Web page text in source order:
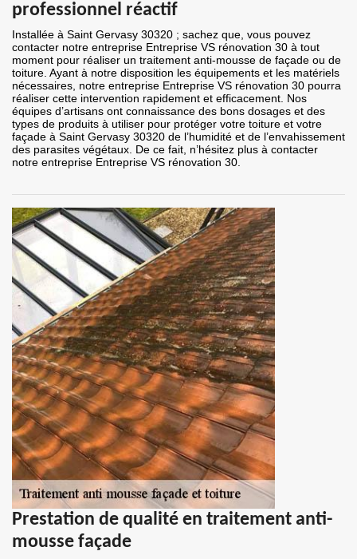
professionnel réactif
Installée à Saint Gervasy 30320 ; sachez que, vous pouvez
contacter notre entreprise Entreprise VS rénovation 30 à tout
moment pour réaliser un traitement anti-mousse de façade ou de
toiture. Ayant à notre disposition les équipements et les matériels
nécessaires, notre entreprise Entreprise VS rénovation 30 pourra
réaliser cette intervention rapidement et efficacement. Nos
équipes d’artisans ont connaissance des bons dosages et des
types de produits à utiliser pour protéger votre toiture et votre
façade à Saint Gervasy 30320 de l’humidité et de l’envahissement
des parasites végétaux. De ce fait, n’hésitez plus à contacter
notre entreprise Entreprise VS rénovation 30.
Prestation de qualité en traitement anti-
mousse façade